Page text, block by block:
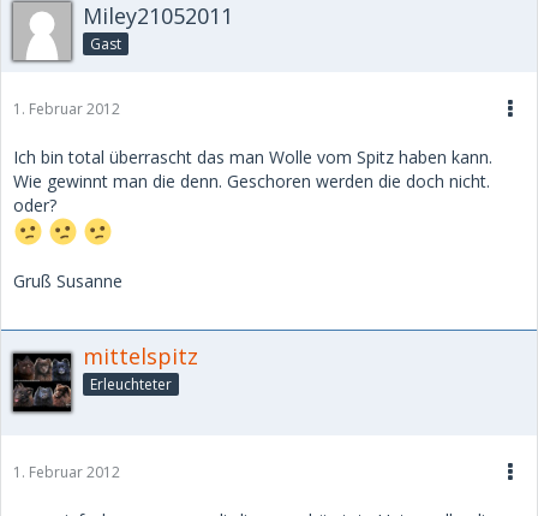
Miley21052011
Gast
1. Februar 2012
Ich bin total überrascht das man Wolle vom Spitz haben kann.
Wie gewinnt man die denn. Geschoren werden die doch nicht.
oder?
Gruß Susanne
mittelspitz
Erleuchteter
1. Februar 2012